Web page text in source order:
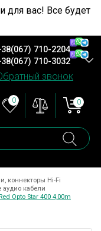
для вас! Все будет
710-2204
710-3032
звонок
0 0
коннекторы Hi-Fi
кабели
Opto Star 400 4,00m